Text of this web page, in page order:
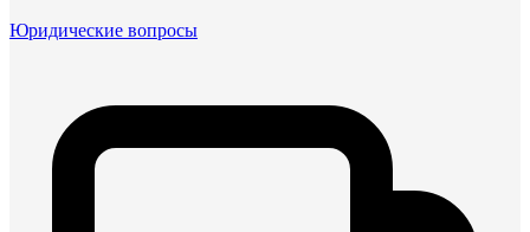
Юридические вопросы